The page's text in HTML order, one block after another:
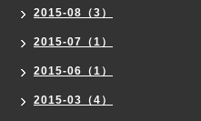
2015-08（3）
2015-07（1）
2015-06（1）
2015-03（4）